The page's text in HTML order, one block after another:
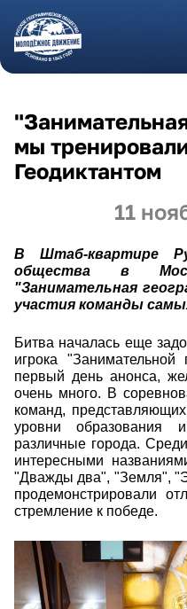
Перейти к основному
11
мы
Геодиктантом
В Штаб-квартире
общества в
"Занимательная
участия команды
Битва началась еще
игрока
первый день анонса,
очень много. В
команд,
уровни образования
различные города.
интересными
"Дважды два", "Земля",
продемонстрировали
стремление к победе.
img_7770.jpg